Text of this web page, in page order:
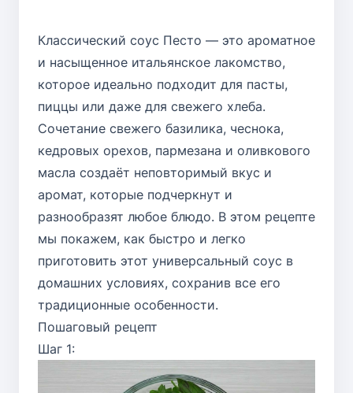
Классический соус Песто — это ароматное
и насыщенное итальянское лакомство,
которое идеально подходит для пасты,
пиццы или даже для свежего хлеба.
Сочетание свежего базилика, чеснока,
кедровых орехов, пармезана и оливкового
масла создаёт неповторимый вкус и
аромат, которые подчеркнут и
разнообразят любое блюдо. В этом рецепте
мы покажем, как быстро и легко
приготовить этот универсальный соус в
домашних условиях, сохранив все его
традиционные особенности.
Пошаговый рецепт
Шаг 1: